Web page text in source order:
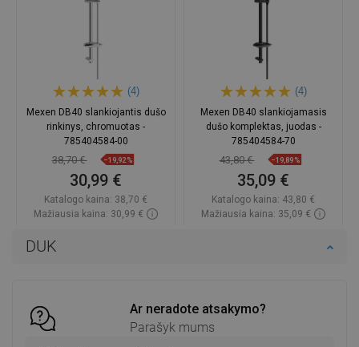
DUK
Ar neradote atsakymo?
Parašyk mums
(4)
Mexen DB40 slankiojantis dušo
rinkinys, chromuotas -
785404584-00
38,70 € −19,92%
30,99 €
Katalogo kaina: 38,70 €
Mažiausia kaina: 30,99 €
(4)
Mexen DB40 slankiojamasis
dušo komplektas, juodas -
785404584-70
43,80 € −19,89%
35,09 €
Katalogo kaina: 43,80 €
Mažiausia kaina: 35,09 €